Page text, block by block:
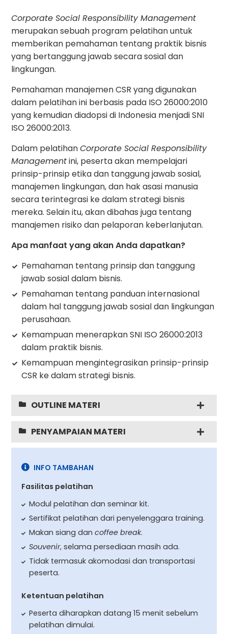
Corporate Social Responsibility Management
merupakan sebuah program pelatihan untuk
memberikan pemahaman tentang praktik bisnis
yang bertanggung jawab secara sosial dan
lingkungan.
Pemahaman manajemen CSR yang digunakan
dalam pelatihan ini berbasis pada ISO 26000:2010
yang kemudian diadopsi di Indonesia menjadi SNI
ISO 26000:2013.
Dalam pelatihanCorporate Social Responsibility
Managementini, peserta akan mempelajari
prinsip-prinsip etika dan tanggung jawab sosial,
manajemen lingkungan, dan hak asasi manusia
secara terintegrasi ke dalam strategi bisnis
mereka. Selain itu, akan dibahas juga tentang
manajemen risiko dan pelaporan keberlanjutan.
Apa manfaat yang akan Anda dapatkan?
Pemahaman tentang prinsip dan tanggung
jawab sosial dalam bisnis.
Pemahaman tentang panduan internasional
dalam hal tanggung jawab sosial dan lingkungan
perusahaan.
Kemampuan menerapkan SNI ISO 26000:2013
dalam praktik bisnis.
Kemampuan mengintegrasikan prinsip-prinsip
CSR ke dalam strategi bisnis.
OUTLINE MATERI
PENYAMPAIAN MATERI
INFO TAMBAHAN
Fasilitas pelatihan
Modul pelatihan dan seminar kit.
Sertifikat pelatihan dari penyelenggara training.
Makan siang dancoffee break.
Souvenir, selama persediaan masih ada.
Tidak termasuk akomodasi dan transportasi
peserta.
Ketentuan pelatihan
Peserta diharapkan datang 15 menit sebelum
pelatihan dimulai.